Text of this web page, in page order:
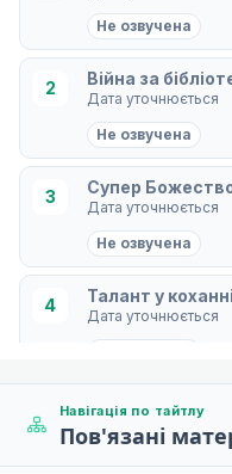
Не озвучена
2 Війна за
Дата уточнюється
Не озвучена
3 Супер
Дата уточнюється
Не озвучена
4 Талант у коханні
Дата уточнюється
Скажи, що це не
Дата уточнюється
Навігація по тайтлу
Пов'язані